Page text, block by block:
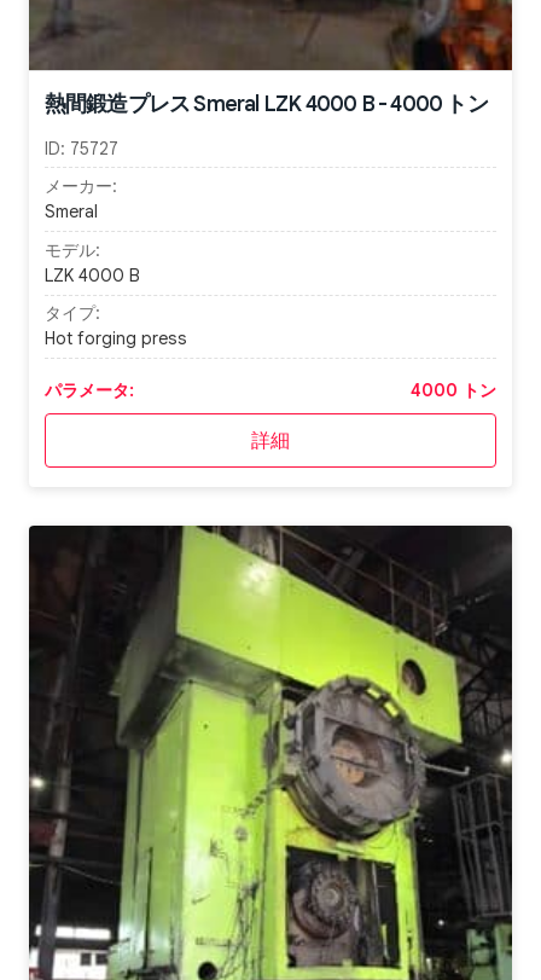
熱間鍛造プレス Smeral LZK 4000 B - 4000 トン
ID: 75727
メーカー:
Smeral
モデル:
LZK 4000 B
タイプ:
Hot forging press
パラメータ: 4000 トン
詳細